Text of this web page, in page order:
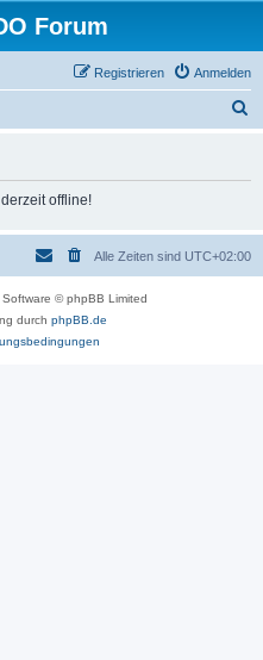
Forum
Anmelden
Registrieren
offline!
Alle Zeiten sind UTC+02:00
© phpBB Limited
durch phpBB.de